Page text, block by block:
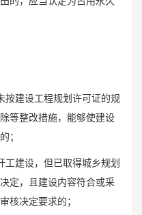
按建设工程规划许可证的规
等整改措施，能够使建设
；
工建设，但已取得城乡规划
定，且建设内容符合或采
核决定要求的；